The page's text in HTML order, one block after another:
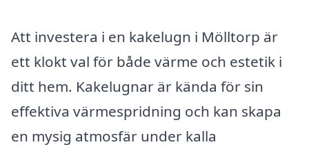
Att investera i en kakelugn i Mölltorp är
ett klokt val för både värme och estetik i
ditt hem. Kakelugnar är kända för sin
effektiva värmespridning och kan skapa
en mysig atmosfär under kalla